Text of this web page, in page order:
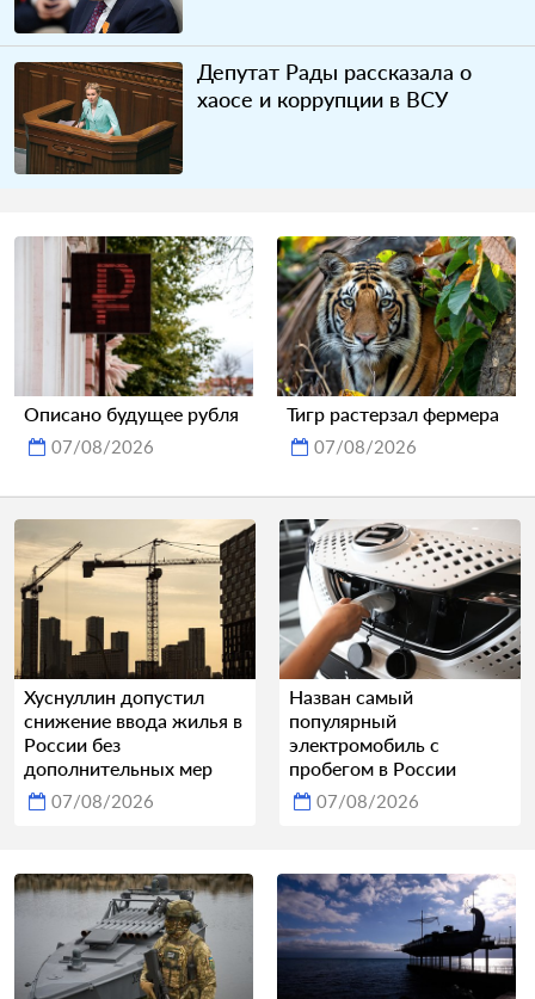
Депутат Рады рассказала о
хаосе и коррупции в ВСУ
Описано будущее рубля
07/08/2026
Тигр растерзал фермера
07/08/2026
Хуснуллин допустил
снижение ввода жилья в
России без
дополнительных мер
07/08/2026
Назван самый
популярный
электромобиль с
пробегом в России
07/08/2026